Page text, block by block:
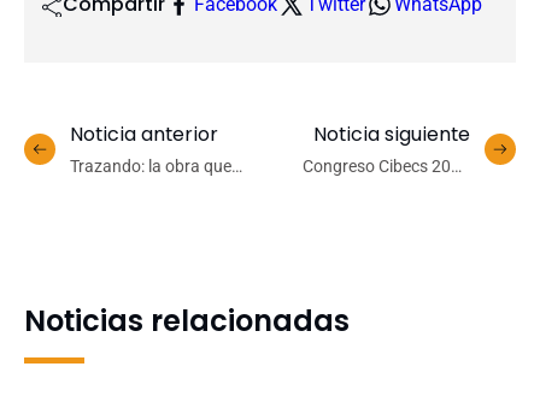
Noticia anterior
Trazando: la obra que
Noticia siguiente
Congreso Cibecs 2025
Noticias relacionadas